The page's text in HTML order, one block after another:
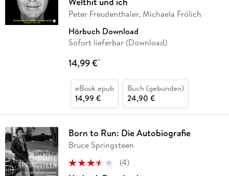
Peter Freudenthaler, Michaela Frölich
Hörbuch Download
Sofort lieferbar (Download)
14,99 €*
eBook epub
14,99 €
Buch (gebunden)
24,90 €
Born to Run: Die Autobiografie
Bruce Springsteen
(4)